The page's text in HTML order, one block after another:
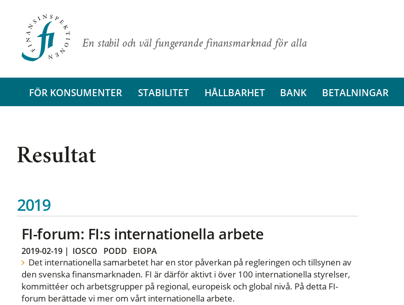
En stabil och väl fungerande finansmarknad för alla
FÖR KONSUMENTER STABILITET HÅLLBARHET BANK BETALNINGAR
Resultat
2019
FI-forum: FI:s internationella arbete
2019-02-19| IOSCO PODD EIOPA
Det internationella samarbetet har en stor påverkan på regleringen och tillsynen av
den svenska finansmarknaden. FI är därför aktivt i över 100 internationella styrelser,
kommittéer och arbetsgrupper på regional, europeisk och global nivå. På detta FI-
forum berättade vi mer om vårt internationella arbete.